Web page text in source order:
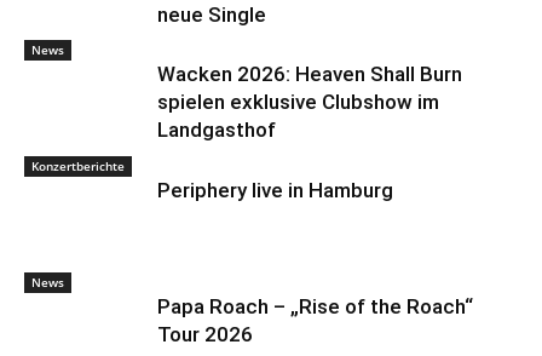
neue Single
News
Wacken 2026: Heaven Shall Burn
spielen exklusive Clubshow im
Landgasthof
Konzertberichte
Periphery live in Hamburg
News
Papa Roach – „Rise of the Roach“
Tour 2026